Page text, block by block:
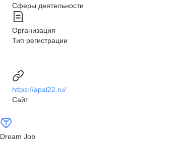
Сферы деятельности
Организация
Тип регистрации
https://apal22.ru/
Сайт
Dream Job